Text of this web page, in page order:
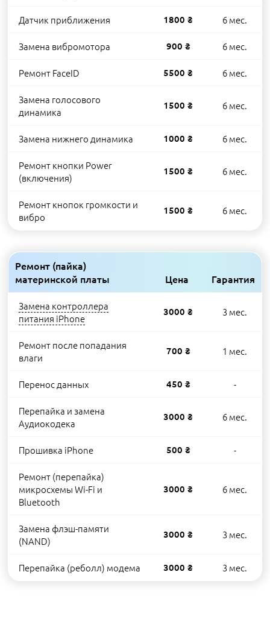
Датчик приближения 1800 ₴ 6 мес.
Замена вибромотора 900 ₴ 6 мес.
Ремонт FaceID 5500 ₴ 6 мес.
Замена голосового
динамика
1500 ₴ 6 мес.
Замена нижнего динамика 1000 ₴ 6 мес.
Ремонт кнопки Power
(включения)
1500 ₴ 6 мес.
Ремонт кнопок громкости и
вибро
1500 ₴ 6 мес.
Ремонт (пайка)
материнской платы
Цена Гарантия
Замена контроллера
питания iPhone
3000 ₴ 3 мес.
Ремонт после попадания
влаги
700 ₴ 1 мес.
Перенос данных 450 ₴ -
Перепайка и замена
Аудиокодека
3000 ₴ 6 мес.
Прошивка iPhone 500 ₴ -
Ремонт (перепайка)
микросхемы Wi-Fi и
Bluetooth
3000 ₴ 6 мес.
Замена флэш-памяти
(NAND)
3000 ₴ 3 мес.
Перепайка (реболл) модема 3000 ₴ 3 мес.